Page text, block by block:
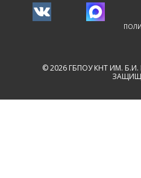
© 2026 ГБПОУ КНТ ИМ.